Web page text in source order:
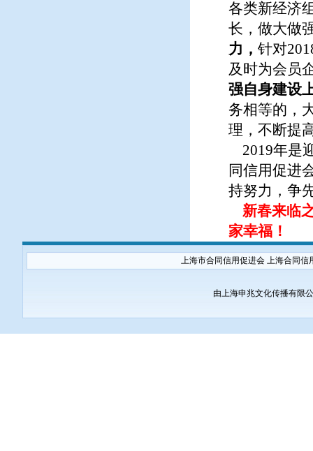
各类新经济
长，做大做
力， 针对
及时为会员
强自身建设
务相等的，
理，不断提
2019年是
同信用促进
持努力，争
新春来临
家幸福！
上海市合同信用促进会 上海合同
由上海申兆文化传播有限